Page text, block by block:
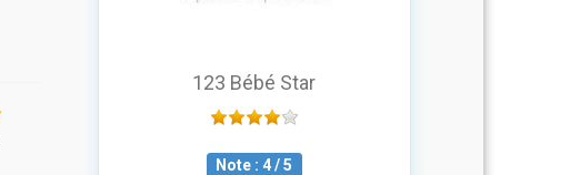
123 Bébé Star
Note : 4/5